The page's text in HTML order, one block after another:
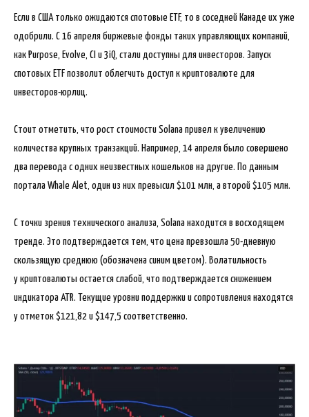
Если в США только ожидаются спотовые ETF, то в соседней Канаде их уже
одобрили. С 16 апреля биржевые фонды таких управляющих компаний,
как Purpose, Evolve, CI и 3iQ, стали доступны для инвесторов. Запуск
спотовых ETF позволит облегчить доступ к криптовалюте для
инвесторов-юрлиц.
Стоит отметить, что рост стоимости Solana привел к увеличению
количества крупных транзакций. Например, 14 апреля было совершено
два перевода с одних неизвестных кошельков на другие. По данным
портала Whale Alet, один из них превысил $101 млн, а второй $105 млн.
С точки зрения технического анализа, Solana находится в восходящем
тренде. Это подтверждается тем, что цена превзошла 50-дневную
скользящую среднюю (обозначена синим цветом). Волатильность
у криптовалюты остается слабой, что подтверждается снижением
индикатора ATR. Текущие уровни поддержки и сопротивления находятся
у отметок $121,82 и $147,5 соответственно.